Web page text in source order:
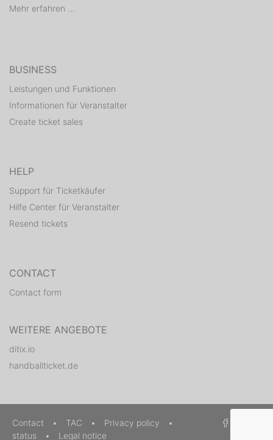
Mehr erfahren ...
BUSINESS
Leistungen und Funktionen
Informationen für Veranstalter
Create ticket sales
HELP
Support für Ticketkäufer
Hilfe Center für Veranstalter
Resend tickets
CONTACT
Contact form
WEITERE ANGEBOTE
ditix.io
handballticket.de
Contact • TAC • Privacy policy
•
status
• Legal notice